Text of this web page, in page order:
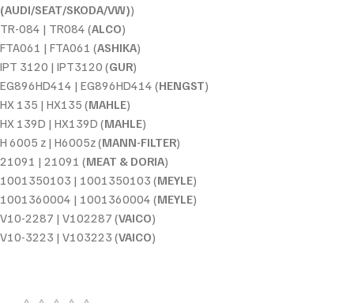
(AUDI/SEAT/SKODA/VW))
TR-084 | TR084 (ALCO)
FTA061 | FTA061 (ASHIKA)
IPT 3120 | IPT3120 (GUR)
EG896HD414 | EG896HD414 (HENGST)
HX 135 | HX135 (MAHLE)
HX 139D | HX139D (MAHLE)
H 6005 z | H6005z (MANN-FILTER)
21091 | 21091 (MEAT & DORIA)
1001350103 | 1001350103 (MEYLE)
1001360004 | 1001360004 (MEYLE)
V10-2287 | V102287 (VAICO)
V10-3223 | V103223 (VAICO)